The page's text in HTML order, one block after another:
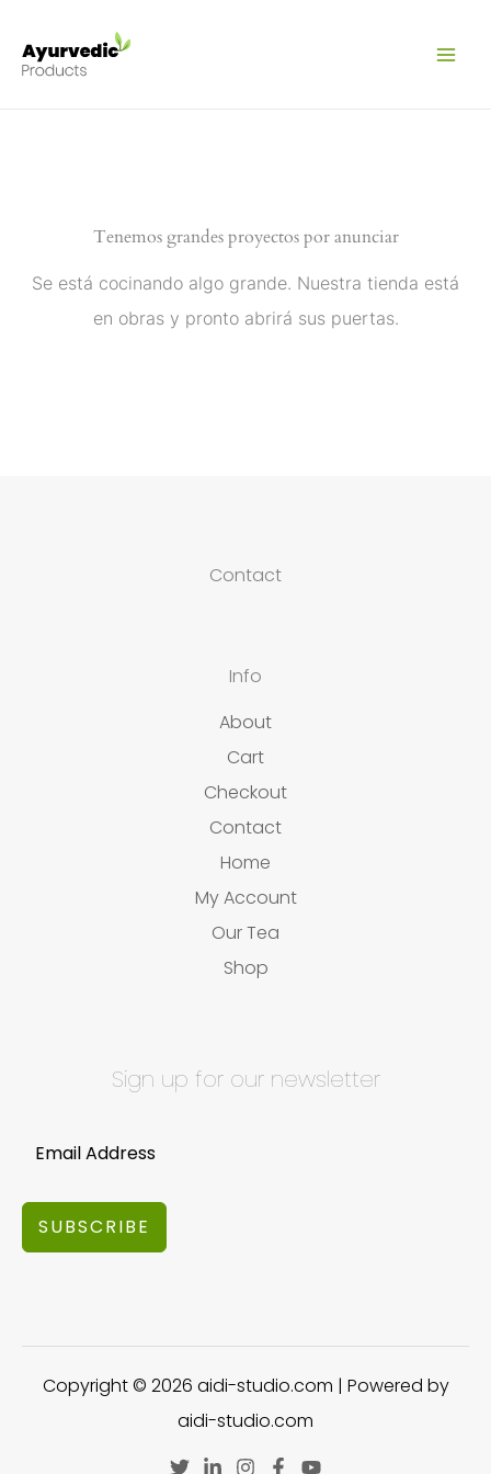
Tenemos grandes proyectos por anunciar
Se está cocinando algo grande. Nuestra tienda está
en obras y pronto abrirá sus puertas.
Contact
Info
About
Cart
Checkout
Contact
Home
My Account
Our Tea
Shop
Sign up for our newsletter
SUBSCRIBE
Copyright © 2026 aidi-studio.com | Powered by
aidi-studio.com